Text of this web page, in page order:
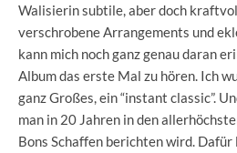
Walisierin subtile, aber doch
verschrobene Arrangements und
kann mich noch ganz genau daran
Album das erste Mal zu hören. Ich
ganz Großes, ein “instant classic”.
man in 20 Jahren in den
Bons Schaffen berichten wird. Dafür